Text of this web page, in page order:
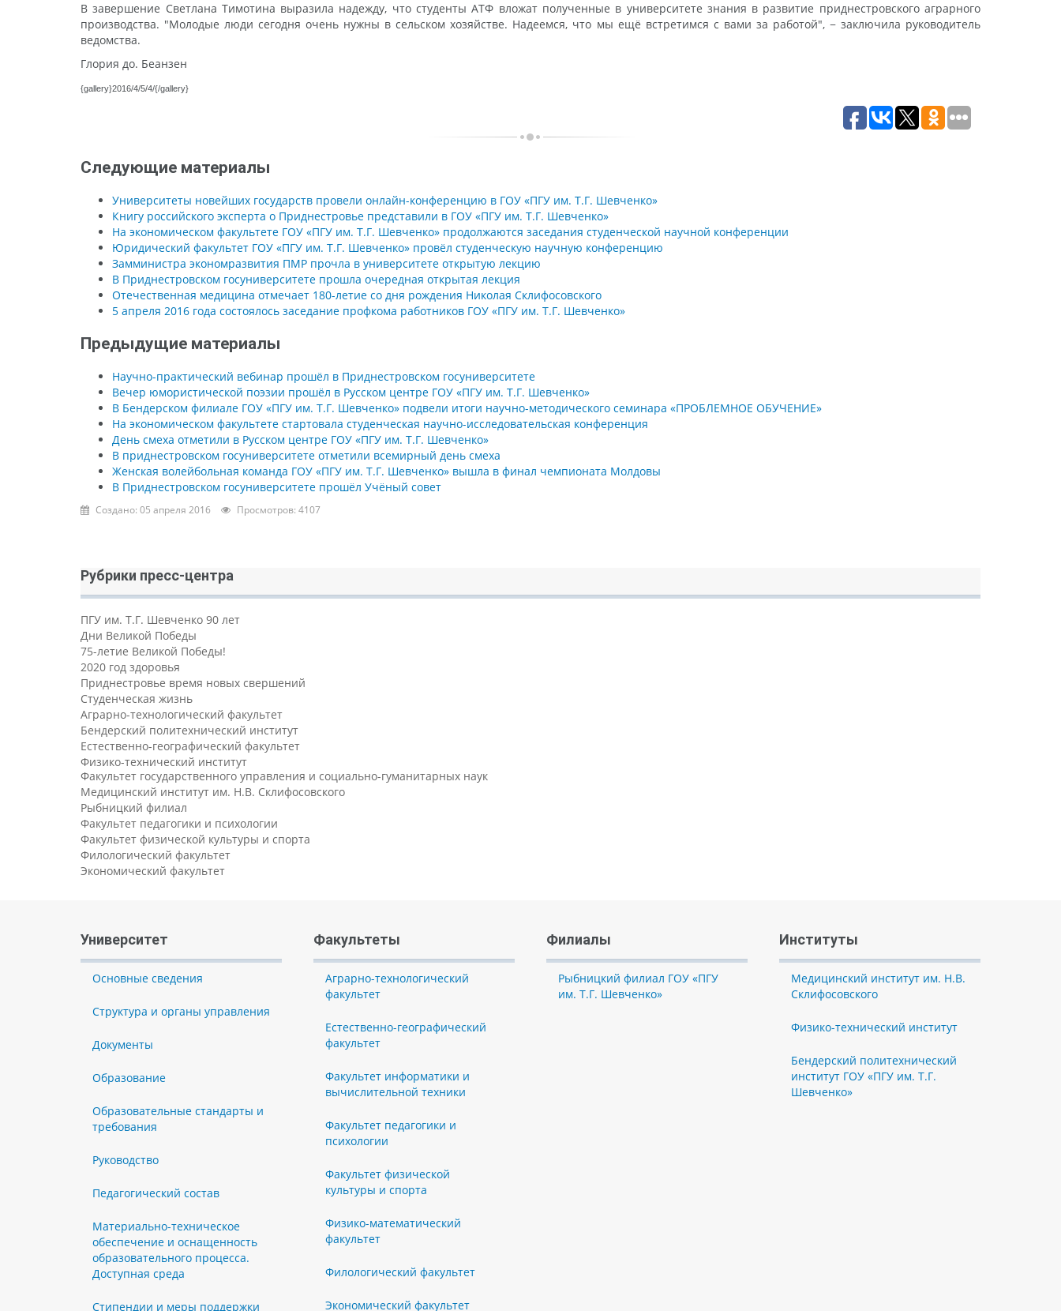
В завершение Светлана Тимотина выразила надежду, что студенты АТФ вложат полученные в университете знания в развитие приднестровского аграрного
производства. "Молодые люди сегодня очень нужны в сельском хозяйстве. Надеемся, что мы ещё встретимся с вами за работой", − заключила руководитель
ведомства.
Глория до. Беанзен
{gallery}2016/4/5/4/{/gallery}
Следующие материалы
Университеты новейших государств провели онлайн-конференцию в ГОУ «ПГУ им. Т.Г. Шевченко»
Книгу российского эксперта о Приднестровье представили в ГОУ «ПГУ им. Т.Г. Шевченко»
На экономическом факультете ГОУ «ПГУ им. Т.Г. Шевченко» продолжаются заседания студенческой научной конференции
Юридический факультет ГОУ «ПГУ им. Т.Г. Шевченко» провёл студенческую научную конференцию
Замминистра экономразвития ПМР прочла в университете открытую лекцию
В Приднестровском госуниверситете прошла очередная открытая лекция
Отечественная медицина отмечает 180-летие со дня рождения Николая Склифосовского
5 апреля 2016 года состоялось заседание профкома работников ГОУ «ПГУ им. Т.Г. Шевченко»
Предыдущие материалы
Научно-практический вебинар прошёл в Приднестровском госуниверситете
Вечер юмористической поэзии прошёл в Русском центре ГОУ «ПГУ им. Т.Г. Шевченко»
В Бендерском филиале ГОУ «ПГУ им. Т.Г. Шевченко» подвели итоги научно-методического семинара «ПРОБЛЕМНОЕ ОБУЧЕНИЕ»
На экономическом факультете стартовала студенческая научно-исследовательская конференция
День смеха отметили в Русском центре ГОУ «ПГУ им. Т.Г. Шевченко»
В приднестровском госуниверситете отметили всемирный день смеха
Женская волейбольная команда ГОУ «ПГУ им. Т.Г. Шевченко» вышла в финал чемпионата Молдовы
В Приднестровском госуниверситете прошёл Учёный совет
Создано: 05 апреля 2016 Просмотров: 4107
Рубрики пресс-центра
ПГУ им. Т.Г. Шевченко 90 лет
Дни Великой Победы
75-летие Великой Победы!
2020 год здоровья
Приднестровье время новых свершений
Студенческая жизнь
Аграрно-технологический факультет
Бендерский политехнический институт
Естественно-географический факультет
Физико-технический институт
Факультет государственного управления и социально-гуманитарных наук
Медицинский институт им. Н.В. Склифосовского
Рыбницкий филиал
Факультет педагогики и психологии
Факультет физической культуры и спорта
Филологический факультет
Экономический факультет
Университет
Основные сведения
Структура и органы управления
Документы
Образование
Образовательные стандарты и
требования
Руководство
Педагогический состав
Материально-техническое
обеспечение и оснащенность
образовательного процесса.
Доступная среда
Стипендии и меры поддержки
Факультеты
Аграрно-технологический
факультет
Естественно-географический
факультет
Факультет информатики и
вычислительной техники
Факультет педагогики и
психологии
Факультет физической
культуры и спорта
Физико-математический
факультет
Филологический факультет
Экономический факультет
Филиалы
Рыбницкий филиал ГОУ «ПГУ
им. Т.Г. Шевченко»
Институты
Медицинский институт им. Н.В.
Склифосовского
Физико-технический институт
Бендерский политехнический
институт ГОУ «ПГУ им. Т.Г.
Шевченко»